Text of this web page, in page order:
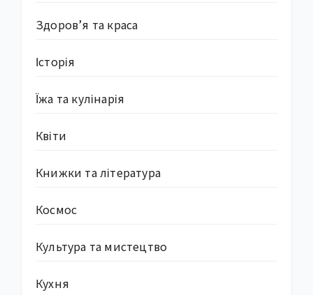
Здоров’я та краса
Історія
Їжа та кулінарія
Квіти
Книжки та література
Космос
Культура та мистецтво
Кухня